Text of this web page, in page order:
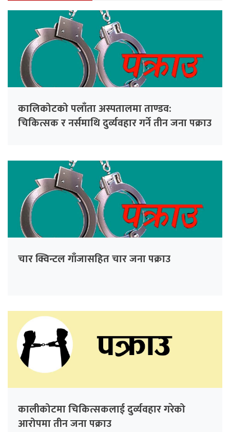
कालिकोटको पलाँता अस्पतालमा ताण्डव:
चिकित्सक र नर्समाथि दुर्व्यवहार गर्ने तीन जना पक्राउ
चार क्विन्टल गाँजासहित चार जना पक्राउ
कालीकोटमा चिकित्सकलाई दुर्व्यवहार गरेको
आरोपमा तीन जना पक्राउ